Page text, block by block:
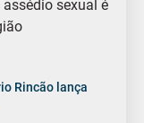
sexual é
Rincão lança